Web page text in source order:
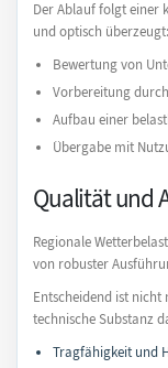
Der Ablauf folgt einer
und optisch überzeugt:
Bewertung von
Vorbereitung
Aufbau einer
Übergabe mit
Qualität und
Regionale
von robuster
Entscheidend ist
technische Substanz
Tragfähigkeit und